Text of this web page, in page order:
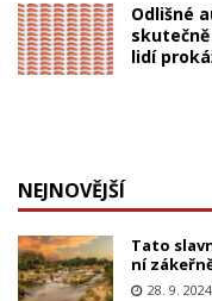
Odlišné
lidí
NEJNOVĚJŠÍ
Tato
ní
28. 9. 2024